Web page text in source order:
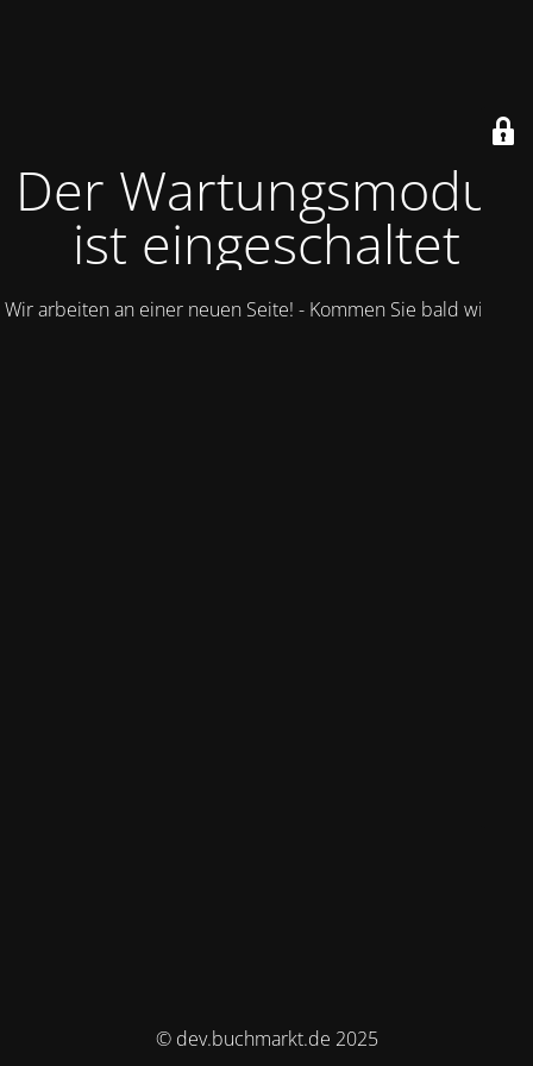
Der Wartungsmodus
ist eingeschaltet
Wir arbeiten an einer neuen Seite! - Kommen Sie bald wieder.
© dev.buchmarkt.de 2025